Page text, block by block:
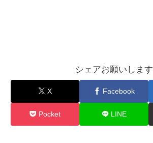
シェアお願いします
X Facebook
Pocket LINE